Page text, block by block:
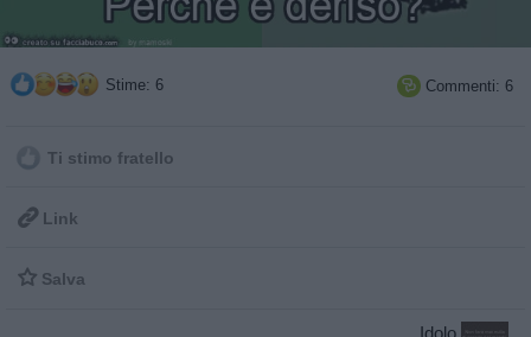
Stime: 6  Commenti: 6
Ti stimo fratello
 Link
 Salva